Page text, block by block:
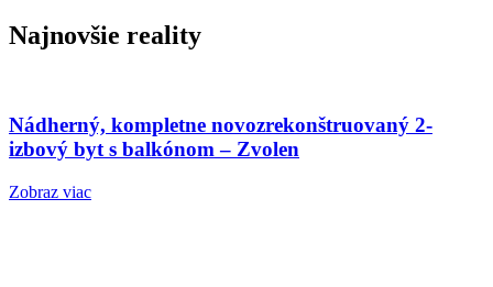
Najnovšie reality
Nádherný, kompletne novozrekonštruovaný 2-
izbový byt s balkónom – Zvolen
Zobraz viac